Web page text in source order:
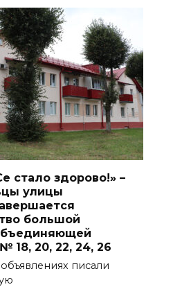
стало здорово!» –
улицы
большой
18, 20, 22, 24, 26
писали